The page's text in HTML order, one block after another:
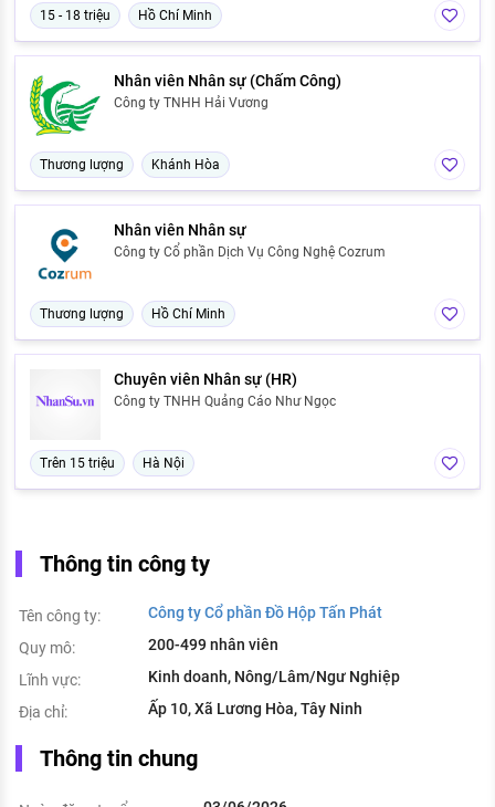
15 - 18 triệu Hồ Chí Minh
Nhân viên Nhân sự (Chấm Công)
Công ty TNHH Hải Vương
Thương lượng Khánh Hòa
Nhân viên Nhân sự
Công ty Cổ phần Dịch Vụ Công Nghệ Cozrum
Thương lượng Hồ Chí Minh
Chuyên viên Nhân sự (HR)
Công ty TNHH Quảng Cáo Như Ngọc
Trên 15 triệu Hà Nội
Thông tin công ty
Tên công ty:
Công ty Cổ phần Đồ Hộp Tấn Phát
Quy mô:
200-499 nhân viên
Lĩnh vực:
Kinh doanh, Nông/Lâm/Ngư Nghiệp
Địa chỉ:
Ấp 10, Xã Lương Hòa, Tây Ninh
Thông tin chung